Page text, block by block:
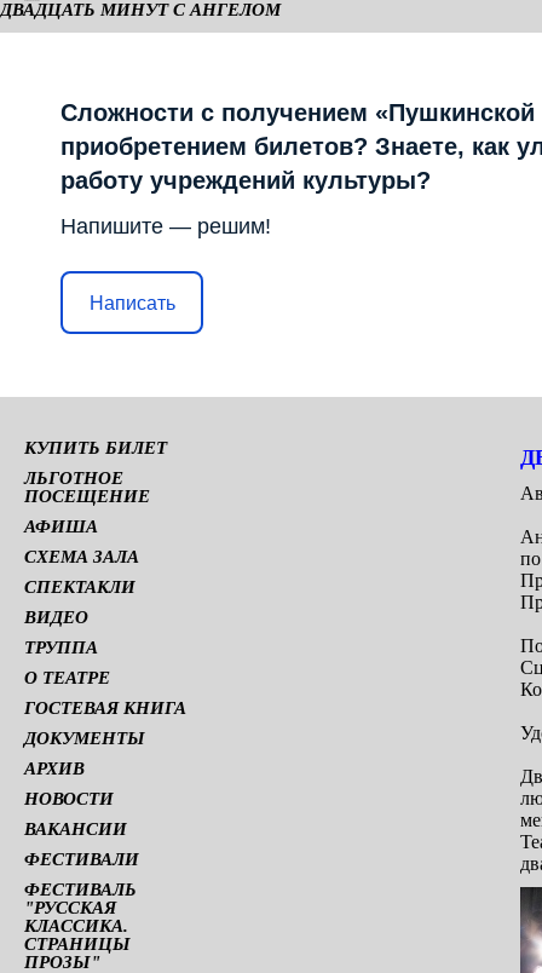
ДВАДЦАТЬ МИНУТ С АНГЕЛОМ
Сложности с получением «Пушкинской
приобретением билетов? Знаете, как
работу учреждений культуры?
Напишите — решим!
Написать
КУПИТЬ БИЛЕТ
ЛЬГОТНОЕ
ПОСЕЩЕНИЕ
АФИША
СХЕМА ЗАЛА
СПЕКТАКЛИ
ВИДЕО
ТРУППА
О ТЕАТРЕ
ГОСТЕВАЯ КНИГА
ДОКУМЕНТЫ
АРХИВ
НОВОСТИ
ВАКАНСИИ
ФЕСТИВАЛИ
ФЕСТИВАЛЬ
"РУССКАЯ
КЛАССИКА.
СТРАНИЦЫ
ПРОЗЫ"